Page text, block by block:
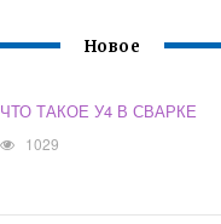
Новое
ЧТО ТАКОЕ У4 В СВАРКЕ
1029